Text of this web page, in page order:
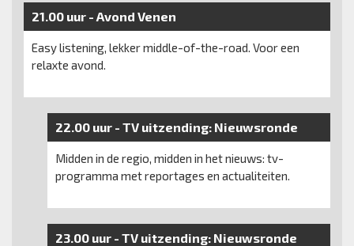
21.00 uur - Avond Venen
Easy listening, lekker middle-of-the-road. Voor een
relaxte avond.
22.00 uur - TV uitzending: Nieuwsronde
Midden in de regio, midden in het nieuws: tv-
programma met reportages en actualiteiten.
23.00 uur - TV uitzending: Nieuwsronde